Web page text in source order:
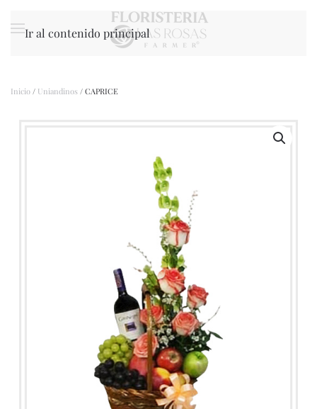
Ir al contenido principal
Inicio / Uniandinos / CAPRICE